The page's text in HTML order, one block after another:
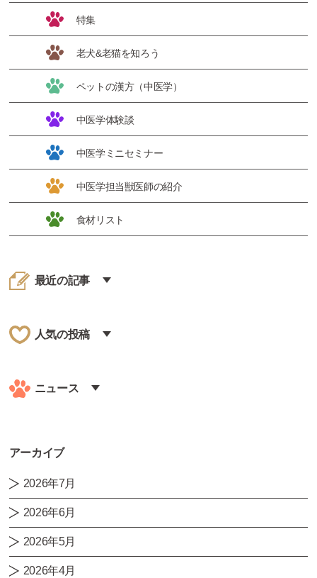
特集
老犬&老猫を知ろう
ペットの漢方（中医学）
中医学体験談
中医学ミニセミナー
中医学担当獣医師の紹介
食材リスト
最近の記事
人気の投稿
ニュース
アーカイブ
2026年7月
2026年6月
2026年5月
2026年4月